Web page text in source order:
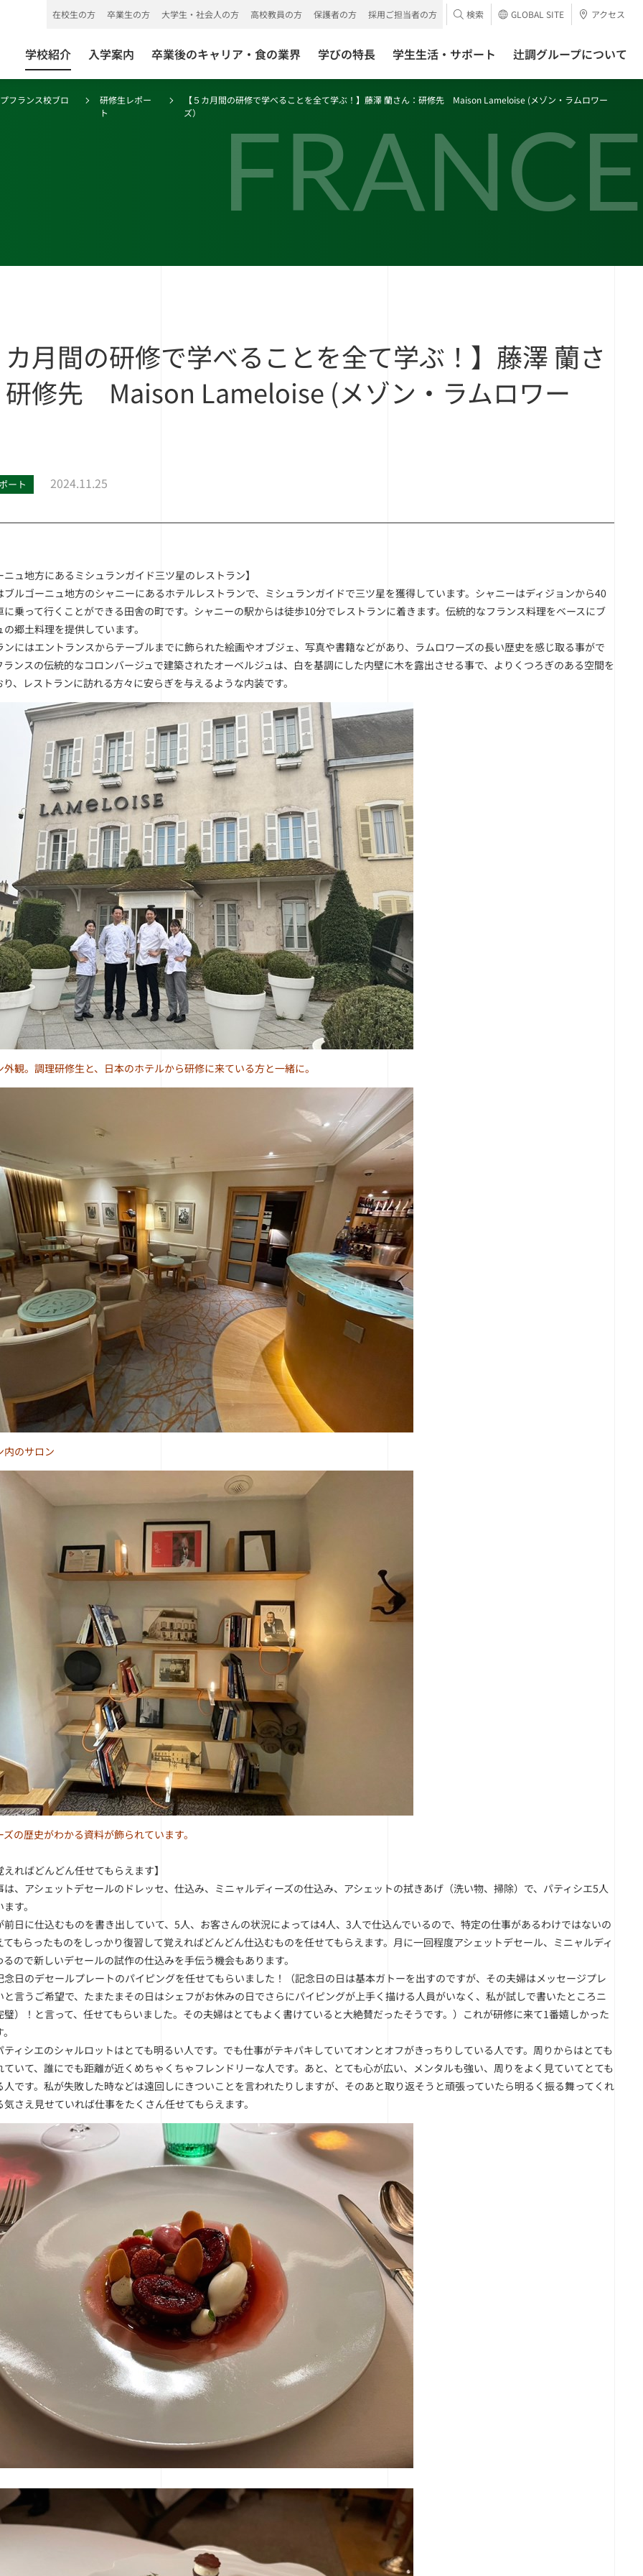
学校紹介 入学案内 卒業後のキャリア・食の業界 学びの特長 学生生活・サポート 辻調グループについて
在校生の方 卒業生の方 大学生・社会人の方 高校教員の方 保護者の方 採用ご担当者の方 検索 GLOBAL SITE アクセス
FRANCE
フランス校ブロ
研修生レポー
ト
【５カ月間の研修で学べることを全て学ぶ！】藤澤 蘭さん：研修先 Maison Lameloise (メゾン・ラムロワー
ズ）
月間の研修で学べることを全て学ぶ！】藤澤 蘭さ
修先 Maison Lameloise (メゾン・ラムロワー
ート 2024.11.25
ュ地方にあるミシュランガイド三ツ星のレストラン】
ルゴーニュ地方のシャニーにあるホテルレストランで、ミシュランガイドで三ツ星を獲得しています。シャニーはディジョンから40
に乗って行くことができる田舎の町です。シャニーの駅からは徒歩10分でレストランに着きます。伝統的なフランス料理をベースにブ
郷土料理を提供しています。
にはエントランスからテーブルまでに飾られた絵画やオブジェ、写真や書籍などがあり、ラムロワーズの長い歴史を感じ取る事がで
ランスの伝統的なコロンバージュで建築されたオーベルジュは、白を基調にした内壁に木を露出させる事で、よりくつろぎのある空間を
、レストランに訪れる方々に安らぎを与えるような内装です。
観。調理研修生と、日本のホテルから研修に来ている方と一緒に。
内のサロン
の歴史がわかる資料が飾られています。
ればどんどん任せてもらえます】
、アシェットデセールのドレッセ、仕込み、ミニャルディーズの仕込み、アシェットの拭きあげ（洗い物、掃除）で、パティシエ5人
す。
日に仕込むものを書き出していて、5人、お客さんの状況によっては4人、3人で仕込んでいるので、特定の仕事があるわけではないの
てもらったものをしっかり復習して覚えればどんどん仕込むものを任せてもらえます。月に一回程度アシェットデセール、ミニャルディ
ので新しいデセールの試作の仕込みを手伝う機会もあります。
日のデセールプレートのパイピングを任せてもらいました！（記念日の日は基本ガトーを出すのですが、その夫婦はメッセージプレ
と言うご希望で、たまたまその日はシェフがお休みの日でさらにパイピングが上手く描ける人員がいなく、私が試しで書いたところニ
璧）！と言って、任せてもらいました。その夫婦はとてもよく書けていると大絶賛だったそうです。）これが研修に来て1番嬉しかった
ィシエのシャルロットはとても明るい人です。でも仕事がテキパキしていてオンとオフがきっちりしている人です。周りからはとても
ていて、誰にでも距離が近くめちゃくちゃフレンドリーな人です。あと、とても心が広い、メンタルも強い、周りをよく見ていてとても
人です。私が失敗した時などは遠回しにきついことを言われたりしますが、そのあと取り返そうと頑張っていたら明るく振る舞ってくれ
さえ見せていれば仕事をたくさん任せてもらえます。